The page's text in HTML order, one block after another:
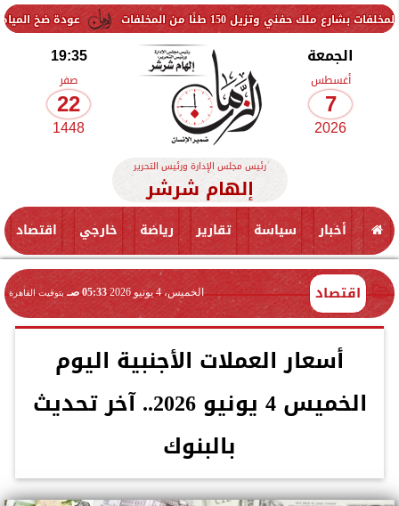
عودة ضخ المياه تدريجيًا لمناطق طنًا من المخلفات
الجمعة
أغسطس
7
2026
19:35
صفر
22
1448
رئيس مجلس الإدارة ورئيس التحرير
إلهام شرشر
أخبار سياسة تقارير رياضة خارجي اقتصاد
اقتصاد الخميس، 4 يونيو 2026 05:33 صـ بتوقيت القاهرة
أسعار العملات الأجنبية اليوم
الخميس 4 يونيو 2026.. آخر تحديث
بالبنوك